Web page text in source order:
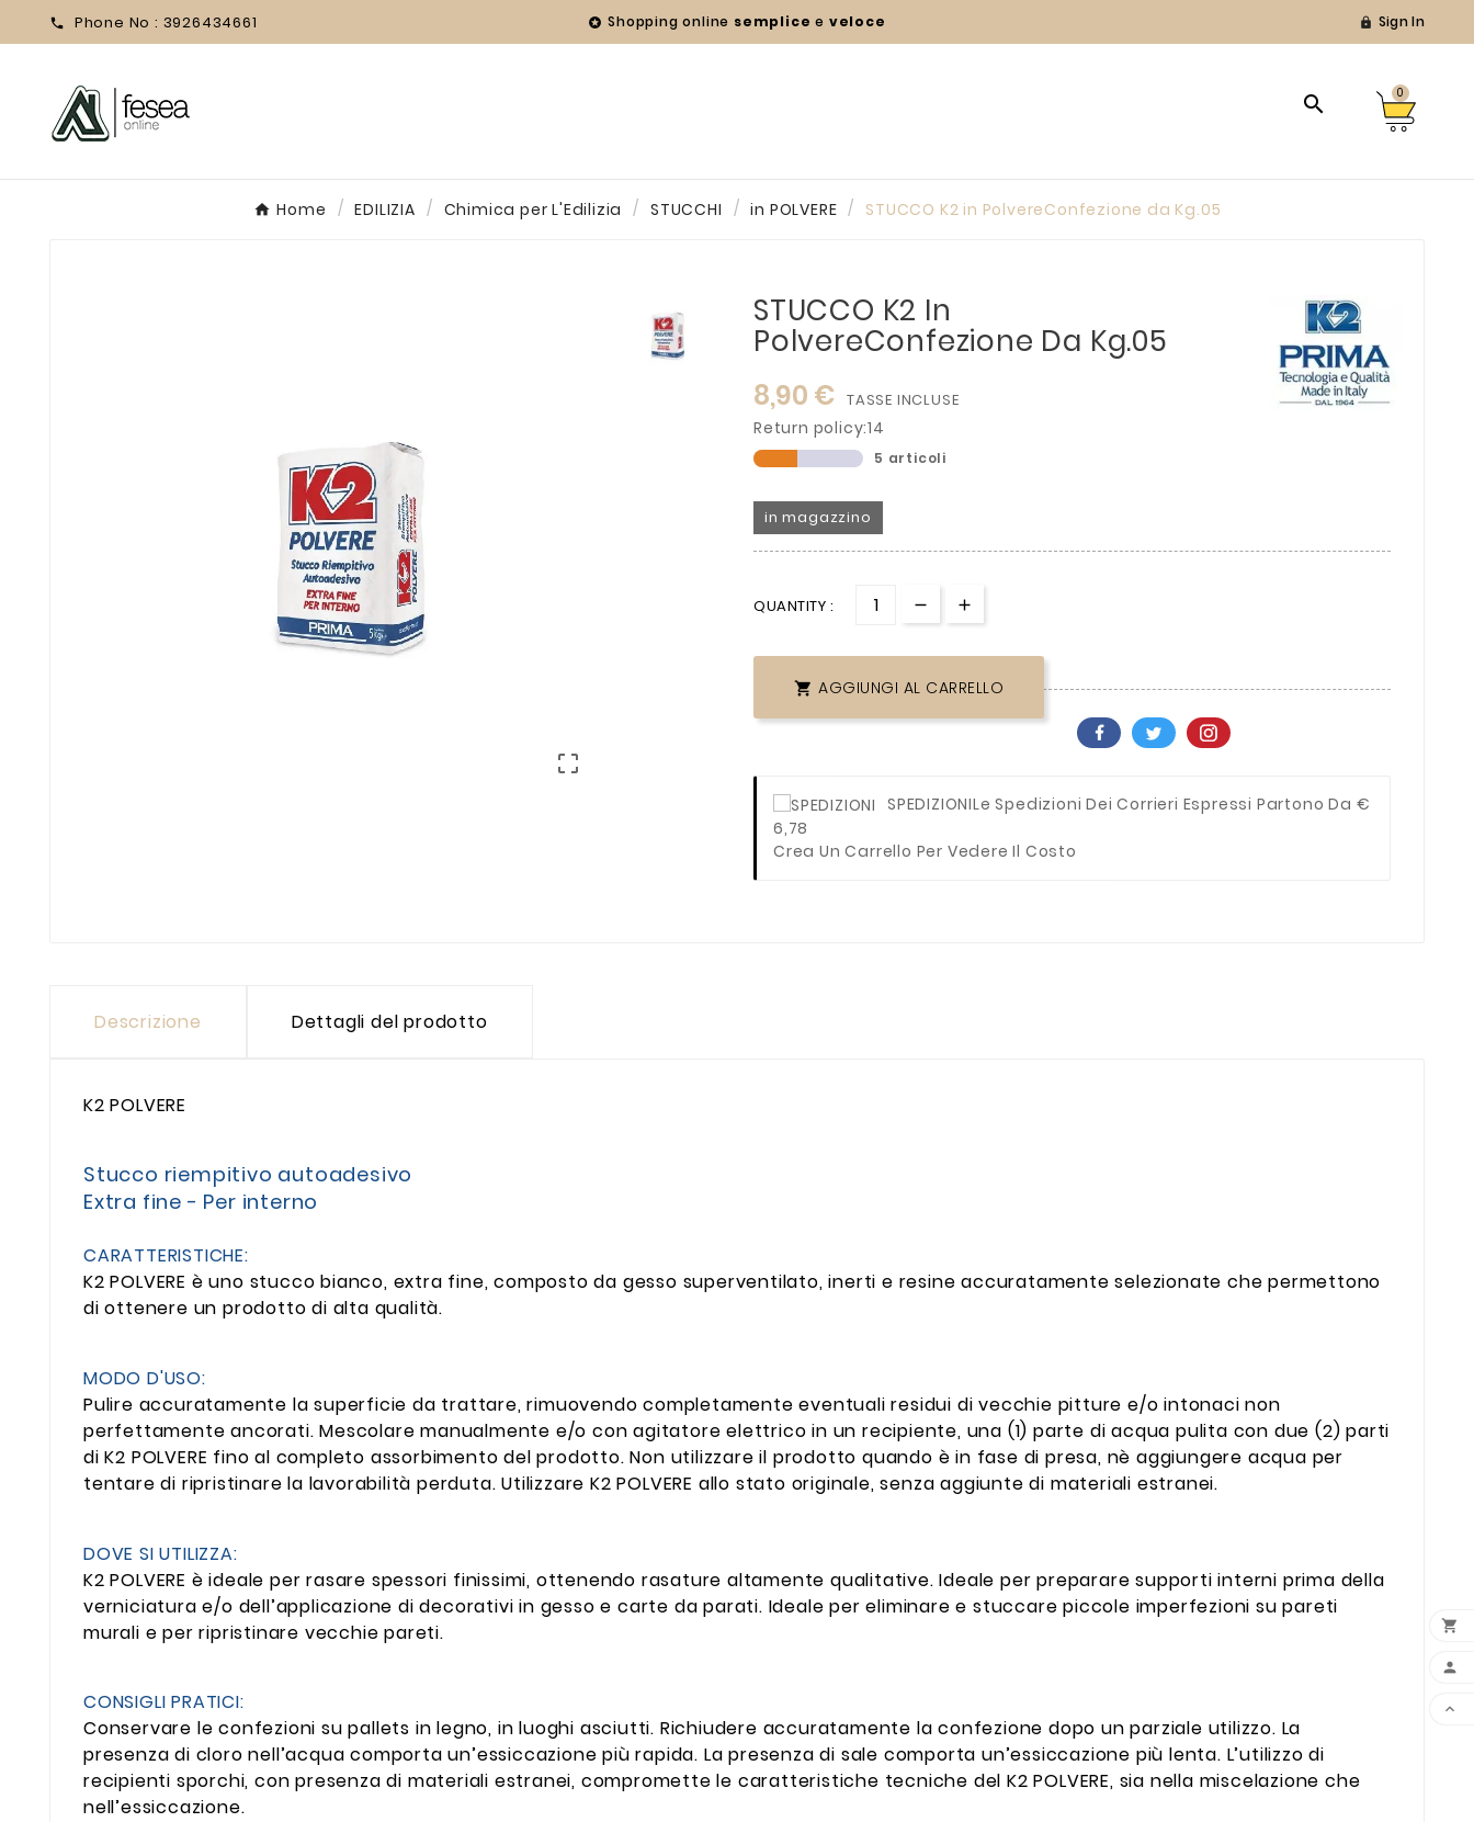
 Phone No : 3926434661  Shopping online semplice e veloce  Sign In
 0
Home EDILIZIA Chimica per L'Edilizia STUCCHI in POLVERE STUCCO K2 in PolvereConfezione da Kg.05

STUCCO K2 In
PolvereConfezione Da Kg.05
8,90 € TASSE INCLUSE
Return policy:14
5 articoli
in magazzino
QUANTITY :
 AGGIUNGI AL CARRELLO
SPEDIZIONILe Spedizioni Dei Corrieri Espressi Partono Da €
6,78
Crea Un Carrello Per Vedere Il Costo
Descrizione Dettagli del prodotto
K2 POLVERE
Stucco riempitivo autoadesivo
Extra fine - Per interno
CARATTERISTICHE:
K2 POLVERE è uno stucco bianco, extra fine, composto da gesso superventilato, inerti e resine accuratamente selezionate che permettono
di ottenere un prodotto di alta qualità.
MODO D'USO:
Pulire accuratamente la superficie da trattare, rimuovendo completamente eventuali residui di vecchie pitture e/o intonaci non
perfettamente ancorati. Mescolare manualmente e/o con agitatore elettrico in un recipiente, una (1) parte di acqua pulita con due (2) parti
di K2 POLVERE fino al completo assorbimento del prodotto. Non utilizzare il prodotto quando è in fase di presa, nè aggiungere acqua per
tentare di ripristinare la lavorabilità perduta. Utilizzare K2 POLVERE allo stato originale, senza aggiunte di materiali estranei.
DOVE SI UTILIZZA:
K2 POLVERE è ideale per rasare spessori finissimi, ottenendo rasature altamente qualitative. Ideale per preparare supporti interni prima della
verniciatura e/o dell’applicazione di decorativi in gesso e carte da parati. Ideale per eliminare e stuccare piccole imperfezioni su pareti
murali e per ripristinare vecchie pareti.
CONSIGLI PRATICI:
Conservare le confezioni su pallets in legno, in luoghi asciutti. Richiudere accuratamente la confezione dopo un parziale utilizzo. La
presenza di cloro nell’acqua comporta un’essiccazione più rapida. La presenza di sale comporta un’essiccazione più lenta. L’utilizzo di
recipienti sporchi, con presenza di materiali estranei, compromette le caratteristiche tecniche del K2 POLVERE, sia nella miscelazione che
nell’essiccazione.


